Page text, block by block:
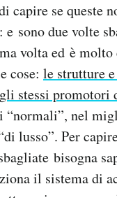
capire se queste
e sono due volte
volta ed è molto
cose: le strutture
stessi promotori
“normali”, nel
lusso”. Per
bisogna
il sistema di